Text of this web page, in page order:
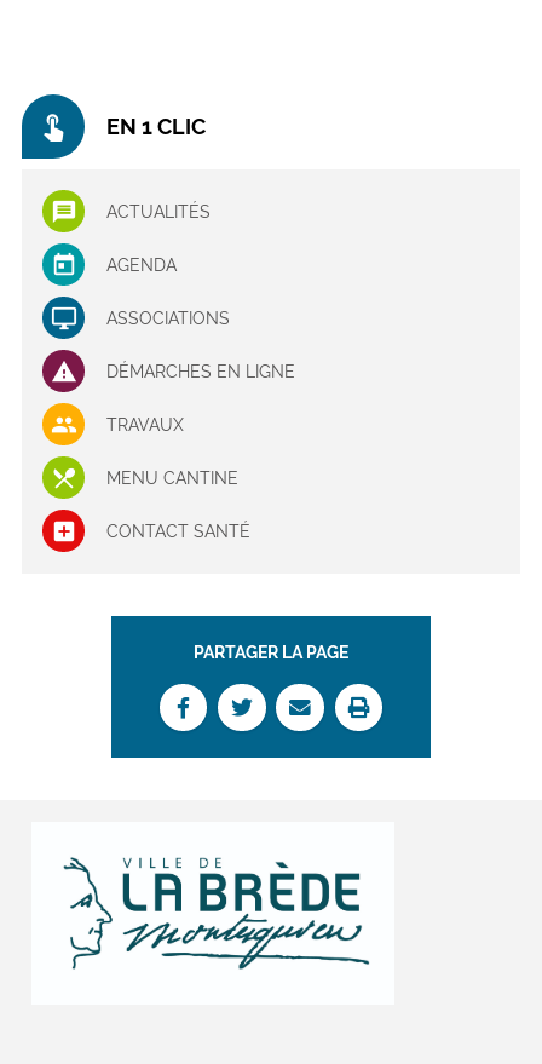
touch_app EN 1 CLIC
ACTUALITÉS
AGENDA
ASSOCIATIONS
DÉMARCHES EN LIGNE
TRAVAUX
MENU CANTINE
CONTACT SANTÉ
PARTAGER LA PAGE